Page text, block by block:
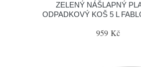
ZELENÝ NÁŠLAPNÝ
ODPADKOVÝ KOŠ 5 L
959 Kč